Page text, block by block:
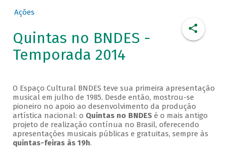
Ações
Quintas no BNDES -
Temporada 2014
O Espaço Cultural BNDES teve sua primeira apresentação
musical em julho de 1985. Desde então, mostrou-se
pioneiro no apoio ao desenvolvimento da produção
artística nacional: o Quintas no BNDESé o mais antigo
projeto de realização contínua no Brasil, oferecendo
apresentações musicais públicas e gratuitas, sempre às
quintas-feiras às 19h.